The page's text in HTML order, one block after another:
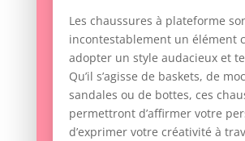
Les chaussures à plateforme
incontestablement un élément
adopter un style audacieux et
Qu’il s’agisse de baskets, de
sandales ou de bottes, ces
permettront d’affirmer votre
d’exprimer votre créativité à